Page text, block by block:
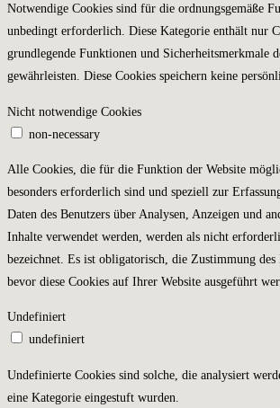
Notwendige Cookies sind für die ordnungsgemäße
unbedingt erforderlich. Diese Kategorie enthält nur
grundlegende Funktionen und Sicherheitsmerkmale
gewährleisten. Diese Cookies speichern keine
Nicht notwendige Cookies
non-necessary
Alle Cookies, die für die Funktion der Website
besonders erforderlich sind und speziell zur
Daten des Benutzers über Analysen, Anzeigen und
Inhalte verwendet werden, werden als nicht
bezeichnet. Es ist obligatorisch, die Zustimmung des
bevor diese Cookies auf Ihrer Website ausgeführt
Undefiniert
undefiniert
Undefinierte Cookies sind solche, die analysiert
eine Kategorie eingestuft wurden.